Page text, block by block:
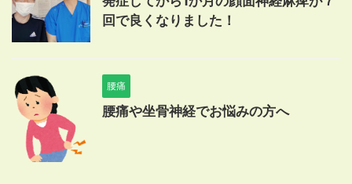
回で良くなりました！
腰痛
腰痛や坐骨神経でお悩みの方へ